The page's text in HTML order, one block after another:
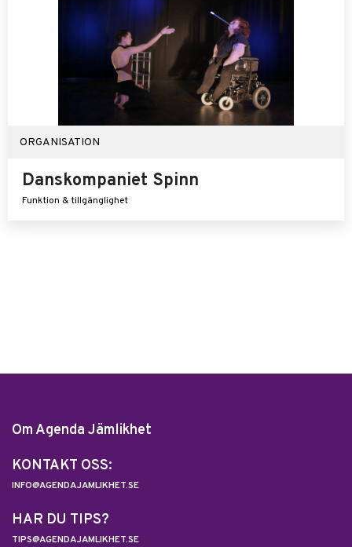
ORGANISATION
Danskompaniet Spinn
Funktion & tillgänglighet
Om Agenda Jämlikhet
KONTAKT OSS:
INFO@AGENDAJAMLIKHET.SE
HAR DU TIPS?
TIPS@AGENDAJAMLIKHET.SE